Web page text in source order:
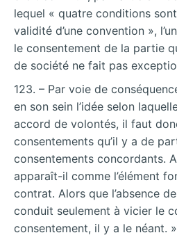
lequel « quatre conditions
validité d’une convention »,
le consentement de la partie
de société ne fait pas
123. – Par voie de
en son sein l’idée selon
accord de volontés, il faut
consentements qu’il y a de
consentements concordants.
apparaît-il comme l’élément
contrat. Alors que l’absence
conduit seulement à vicier le
consentement, il y a le néant.